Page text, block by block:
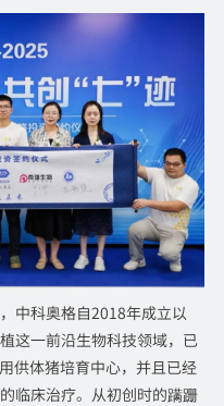
中科奥格自2018年成立以
这一前沿生物科技领域，已
供体猪培育中心，并且已经
临床治疗。从初创时的蹒跚